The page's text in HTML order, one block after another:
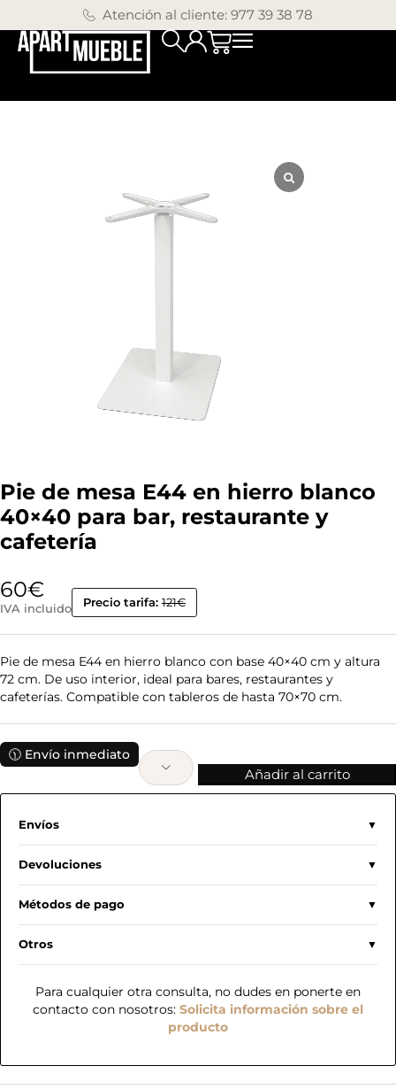
Atención al cliente: 977 39 38 78
Pie de mesa E44 en hierro blanco
40×40 para bar, restaurante y
cafetería
60€
IVA incluido Precio tarifa: 121€
Pie de mesa E44 en hierro blanco con base 40×40 cm y altura
72 cm. De uso interior, ideal para bares, restaurantes y
cafeterías. Compatible con tableros de hasta 70×70 cm.
🕦 Envío inmediato
Añadir al carrito
Envíos
Devoluciones
Métodos de pago
Otros
Para cualquier otra consulta, no dudes en ponerte en
contacto con nosotros: Solicita información sobre el
producto